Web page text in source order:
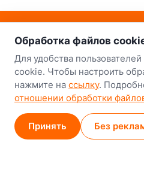
о нас
Наш склад-
8-й
GPS53.924752,
Карта
Обработка файлов
Для удобства
cookie. Чтобы настроить
нажмите на ссылку.
отношении обработки
Принять Без